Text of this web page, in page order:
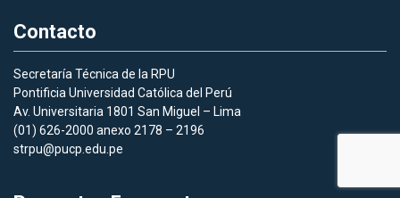
Contacto
Secretaría Técnica de la RPU
Pontificia Universidad Católica del Perú
Av. Universitaria 1801 San Miguel – Lima
(01) 626-2000 anexo 2178 – 2196
strpu@pucp.edu.pe